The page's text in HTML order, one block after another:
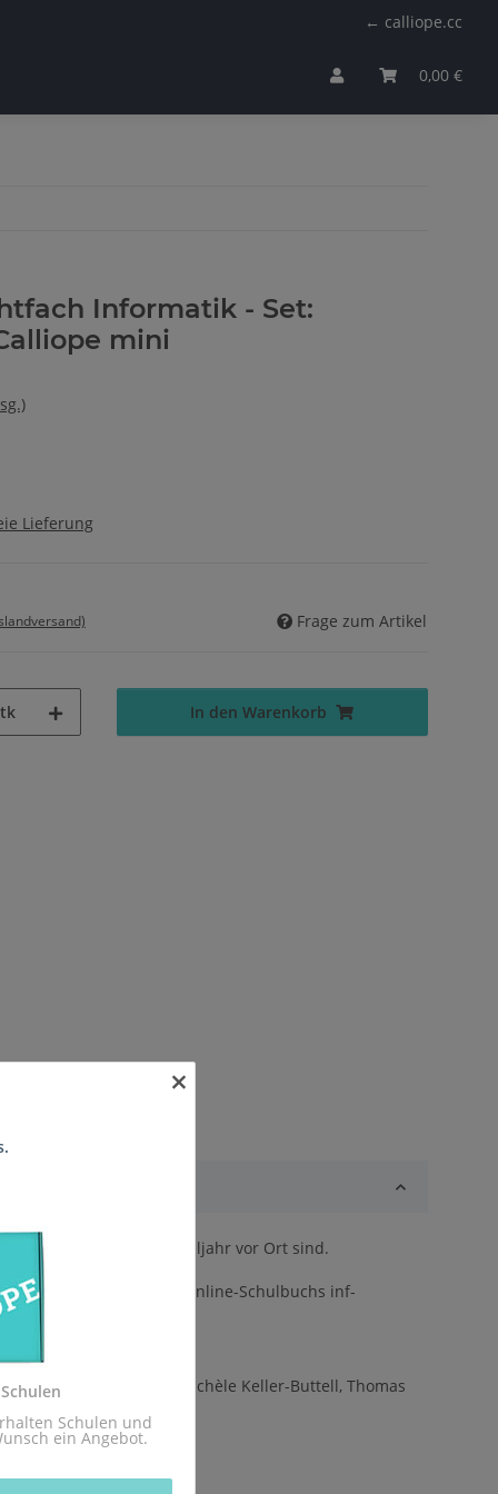
← calliope.cc
0,00 €
Informatik - Set:
mini
Lieferung
Frage zum Artikel
In den Warenkorb
zum kommenden Schuljahr vor Ort sind.
eng an die Inhalte des Online-Schulbuchs inf-
Niko Markus, Michèle Keller-Buttell, Thomas
×
Schulen und
ein Angebot.